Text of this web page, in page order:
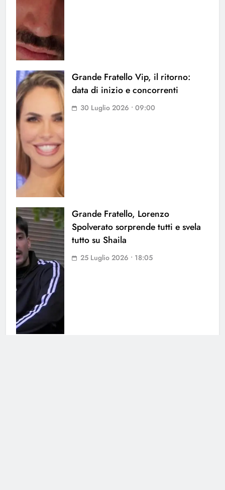
Grande Fratello Vip, il ritorno:
data di inizio e concorrenti
30 Luglio 2026 • 09:00
Grande Fratello, Lorenzo
Spolverato sorprende tutti e svela
tutto su Shaila
25 Luglio 2026 • 18:05